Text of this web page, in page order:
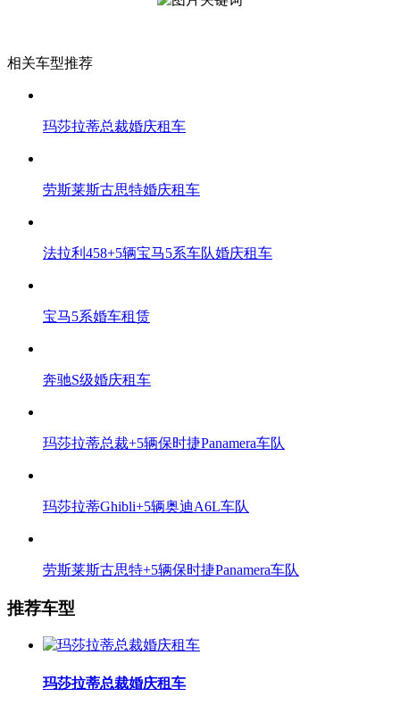
相关车型推荐
玛莎拉蒂总裁婚庆租车
劳斯莱斯古思特婚庆租车
法拉利458+5辆宝马5系车队婚庆租车
宝马5系婚车租赁
奔驰S级婚庆租车
玛莎拉蒂总裁+5辆保时捷Panamera车队
玛莎拉蒂Ghibli+5辆奥迪A6L车队
劳斯莱斯古思特+5辆保时捷Panamera车队
推荐车型
玛莎拉蒂总裁婚庆租车